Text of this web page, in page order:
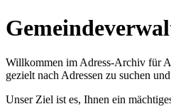
Willkommen im Adress-Archiv für
gezielt nach Adressen zu suchen
Unser Ziel ist es, Ihnen ein